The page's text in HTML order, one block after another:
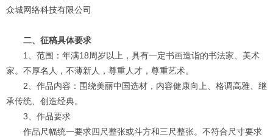
众城网络科技有限公司
二、征稿具体要求
1、范围：年满18周岁以上，具有一定书画造诣的书法家、美术
家。不厚名人，不薄新人，尊重人才，尊重艺术。
2、作品内容：围绕美丽中国选材，内容健康向上、格调高雅、继
承传统、创造经典。
3、作品要求
作品尺幅统一要求四尺整张或斗方和三尺整张。不符合尺寸要求